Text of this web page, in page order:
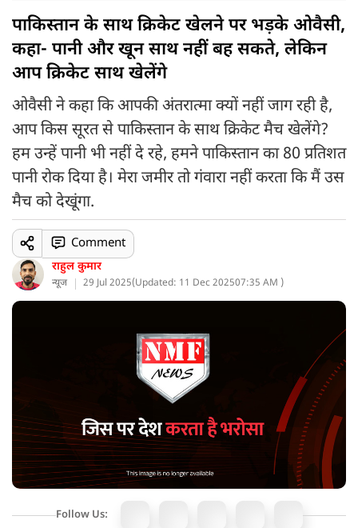
पाकिस्तान के साथ क्रिकेट खेलने पर भड़के ओवैसी,
कहा- पानी और खून साथ नहीं बह सकते, लेकिन
आप क्रिकेट साथ खेलेंगे
ओवैसी ने कहा कि आपकी अंतरात्मा क्यों नहीं जाग रही है,
आप किस सूरत से पाकिस्तान के साथ क्रिकेट मैच खेलेंगे?
हम उन्हें पानी भी नहीं दे रहे, हमने पाकिस्तान का 80 प्रतिशत
पानी रोक दिया है। मेरा जमीर तो गंवारा नहीं करता कि मैं उस
मैच को देखूंगा.
राहुल कुमार
न्यूज 29 Jul 2025(Updated: 11 Dec 202507:35 AM )
Comment
Follow Us: